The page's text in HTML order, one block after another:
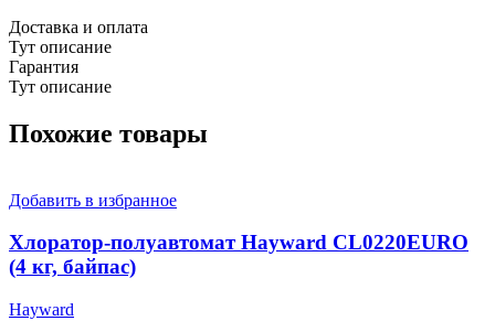
Доставка и оплата
Тут описание
Гарантия
Тут описание
Похожие товары
Добавить в избранное
Хлоратор-полуавтомат Hayward CL0220EURO
(4 кг, байпас)
Hayward